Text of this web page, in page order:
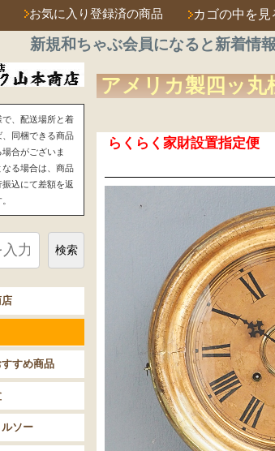
お気に入り登録済の商品 カゴの中を見
新規和ちゃぶ会員になると新着情
アメリカ製四ッ丸
らくらく家財設置指定便
、配送場所と着
同梱できる商品
合がございま
る場合は、商品
込にて差額を返
検索
すめ商品
ルソー